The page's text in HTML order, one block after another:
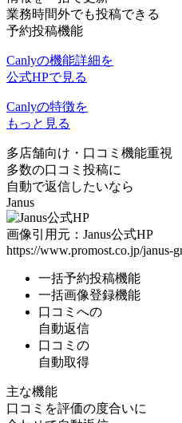
業務時間外でも投稿できる
予約投稿機能
Canlyの機能詳細を
公式HPで見る
Canlyの特徴を
もっと見る
多店舗向け ・ 口コミ機能重視
多数の口コミ投稿に
自動で返信したいなら
Janus
画像引用元：Janus公式HP
https://www.promost.co.jp/janus-
一括予約投稿機能
一括画像登録機能
口コミへの
自動返信
口コミの
自動取得
主な機能
口コミを評価の度合いに